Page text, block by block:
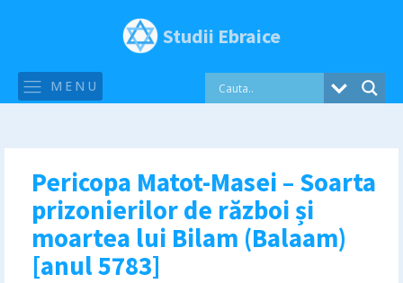
Studii Ebraice
MENU
Pericopa Matot-Masei – Soarta
prizonierilor de război și
moartea lui Bilam (Balaam)
[anul 5783]